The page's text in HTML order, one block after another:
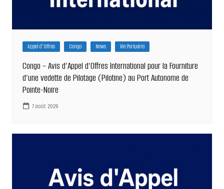
Appel d'Offres Congo News Vie Portuaire
Congo – Avis d’Appel d’Offres International pour la Fourniture
d’une vedette de Pilotage (Pilotine) au Port Autonome de
Pointe-Noire
7 août 2026